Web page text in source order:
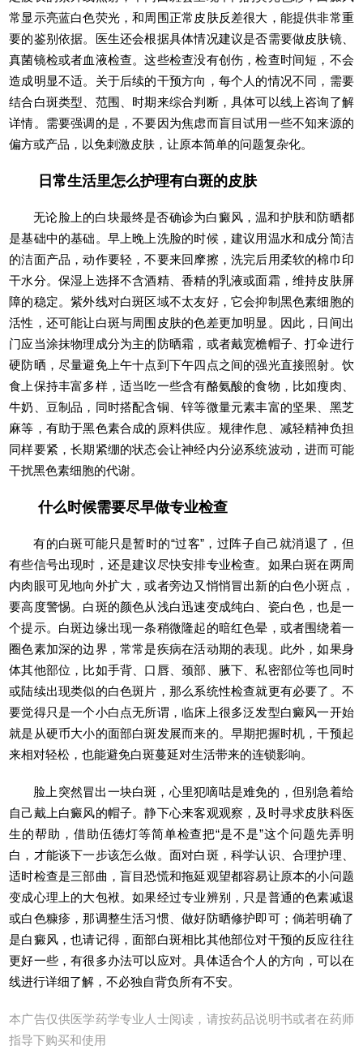
常显示亮蓝白色荧光，和周围正常皮肤反差很大，能提供非常重
要的鉴别依据。医生还会根据具体情况建议是否需要做皮肤镜、
真菌镜检或者血液检查。这些检查没有创伤，检查时间短，不会
造成明显不适。关于后续的干预方向，每个人的情况不同，需要
结合白斑类型、范围、时期来综合判断，具体可以线上咨询了解
详情。需要强调的是，不要因为焦虑而盲目试用一些不知来源的
偏方或产品，以免刺激皮肤，让原本简单的问题复杂化。
日常生活里怎么护理有白斑的皮肤
无论脸上的白块最终是否确诊为白癜风，温和护肤和防晒都
是基础中的基础。早上晚上洗脸的时候，建议用温水和成分简洁
的洁面产品，动作要轻，不要来回摩擦，洗完后用柔软的棉巾印
干水分。保湿上选择不含酒精、香精的乳液或面霜，维持皮肤屏
障的稳定。紫外线对白斑区域不太友好，它会抑制黑色素细胞的
活性，还可能让白斑与周围皮肤的色差更加明显。因此，日间出
门应当涂抹物理成分为主的防晒霜，或者戴宽檐帽子、打伞进行
硬防晒，尽量避免上午十点到下午四点之间的强光直接照射。饮
食上保持丰富多样，适当吃一些含有酪氨酸的食物，比如瘦肉、
牛奶、豆制品，同时搭配含铜、锌等微量元素丰富的坚果、黑芝
麻等，有助于黑色素合成的原料供应。规律作息、减轻精神负担
同样要紧，长期紧绷的状态会让神经内分泌系统波动，进而可能
干扰黑色素细胞的代谢。
什么时候需要尽早做专业检查
有的白斑可能只是暂时的“过客”，过阵子自己就消退了，但
有些信号出现时，还是建议尽快安排专业检查。如果白斑在两周
内肉眼可见地向外扩大，或者旁边又悄悄冒出新的白色小斑点，
要高度警惕。白斑的颜色从浅白迅速变成纯白、瓷白色，也是一
个提示。白斑边缘出现一条稍微隆起的暗红色晕，或者围绕着一
圈色素加深的边界，常常是疾病在活动期的表现。此外，如果身
体其他部位，比如手背、口唇、颈部、腋下、私密部位等也同时
或陆续出现类似的白色斑片，那么系统性检查就更有必要了。不
要觉得只是一个小白点无所谓，临床上很多泛发型白癜风一开始
就是从硬币大小的面部白斑发展而来的。早期把握时机，干预起
来相对轻松，也能避免白斑蔓延对生活带来的连锁影响。
脸上突然冒出一块白斑，心里犯嘀咕是难免的，但别急着给
自己戴上白癜风的帽子。静下心来客观观察，及时寻求皮肤科医
生的帮助，借助伍德灯等简单检查把“是不是”这个问题先弄明
白，才能谈下一步该怎么做。面对白斑，科学认识、合理护理、
适时检查是三部曲，盲目恐慌和拖延观望都容易让原本的小问题
变成心理上的大包袱。如果经过专业辨别，只是普通的色素减退
或白色糠疹，那调整生活习惯、做好防晒修护即可；倘若明确了
是白癜风，也请记得，面部白斑相比其他部位对干预的反应往往
更好一些，有很多办法可以应对。具体适合个人的方向，可以在
线进行详细了解，不必独自背负所有不安。
本广告仅供医学药学专业人士阅读，请按药品说明书或者在药师
指导下购买和使用